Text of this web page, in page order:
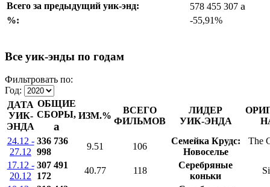
Всего за предыдущий уик-энд: 578 455 307 a
%: -55,91%
Все уик-энды по годам
Фильтровать по:
Год:
ДАТА
УИК-
ЭНДА
ОБЩИЕ
СБОРЫ,
a
ИЗМ.%
ВСЕГО
ФИЛЬМОВ
ЛИДЕР
УИК-ЭНДА
24.12 -
27.12
336 736
998
9.51 106
Семейка Крудс:
Новоселье
The
17.12 -
20.12
307 491
172
40.77 118
Серебряные
коньки